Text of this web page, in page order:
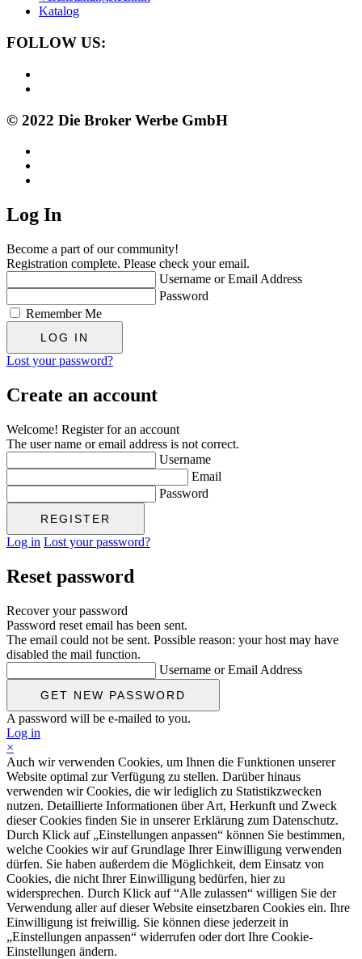
Katalog
FOLLOW US:
© 2022 Die Broker Werbe GmbH
Log In
Become a part of our community!
Registration complete. Please check your email.
Username or Email Address
Password
Remember Me
Lost your password?
Create an account
Welcome! Register for an account
The user name or email address is not correct.
Username
Email
Password
Log in Lost your password?
Reset password
Recover your password
Password reset email has been sent.
The email could not be sent. Possible reason: your host may have
disabled the mail function.
Username or Email Address
A password will be e-mailed to you.
Log in
×
Auch wir verwenden Cookies, um Ihnen die Funktionen unserer
Website optimal zur Verfügung zu stellen. Darüber hinaus
verwenden wir Cookies, die wir lediglich zu Statistikzwecken
nutzen. Detaillierte Informationen über Art, Herkunft und Zweck
dieser Cookies finden Sie in unserer Erklärung zum Datenschutz.
Durch Klick auf „Einstellungen anpassen“ können Sie bestimmen,
welche Cookies wir auf Grundlage Ihrer Einwilligung verwenden
dürfen. Sie haben außerdem die Möglichkeit, dem Einsatz von
Cookies, die nicht Ihrer Einwilligung bedürfen, hier zu
widersprechen. Durch Klick auf “Alle zulassen“ willigen Sie der
Verwendung aller auf dieser Website einsetzbaren Cookies ein. Ihre
Einwilligung ist freiwillig. Sie können diese jederzeit in
„Einstellungen anpassen“ widerrufen oder dort Ihre Cookie-
Einstellungen ändern.